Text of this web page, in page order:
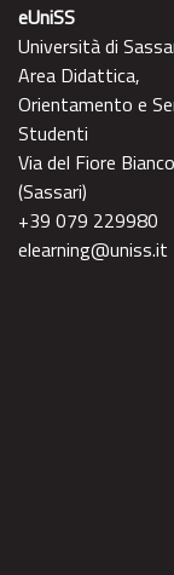
eUniSS
Università di
Area Didattica,
Orientamento e
Studenti
Via del Fiore
(Sassari)
+39 079 229980
elearning@uniss.it